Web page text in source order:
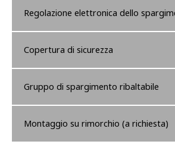
Regolazione elettronica dello
Copertura di sicurezza
Gruppo di spargimento ribaltabile
Montaggio su rimorchio (a richiesta)